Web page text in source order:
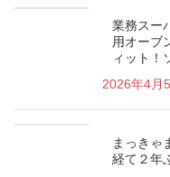
業務スー
用オーブ
ィット！
2026年4月
まっきゃ
経て２年